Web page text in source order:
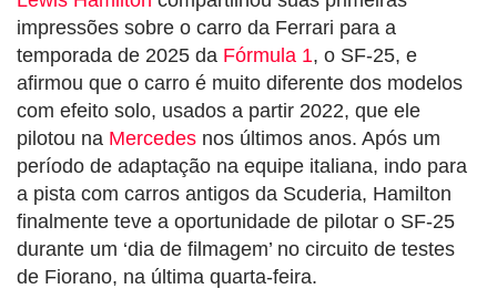
impressões sobre o carro da Ferrari para a
temporada de 2025 da Fórmula 1, o SF-25, e
afirmou que o carro é muito diferente dos modelos
com efeito solo, usados a partir 2022, que ele
pilotou na Mercedes nos últimos anos. Após um
período de adaptação na equipe italiana, indo para
a pista com carros antigos da Scuderia, Hamilton
finalmente teve a oportunidade de pilotar o SF-25
durante um ‘dia de filmagem’ no circuito de testes
de Fiorano, na última quarta-feira.